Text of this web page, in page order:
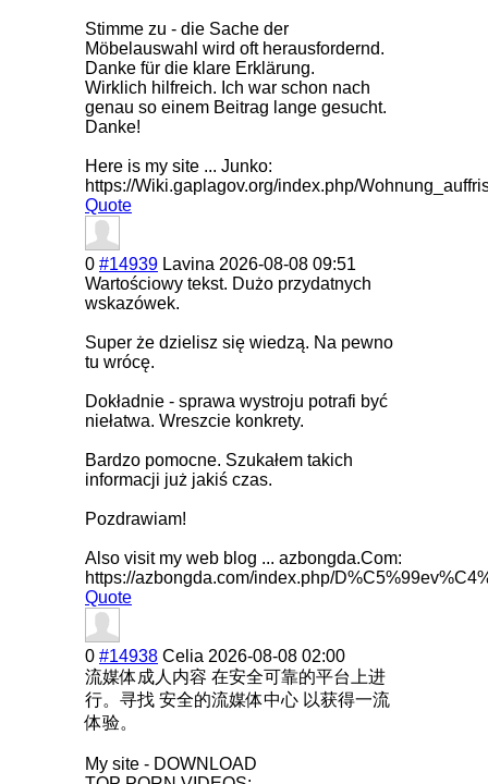
Stimme zu - die Sache der
Möbelauswahl wird oft herausfordernd.
Danke für die klare Erklärung.
Wirklich hilfreich. Ich war schon nach
genau so einem Beitrag lange gesucht.
Danke!
Here is my site ... Junko:
https://Wiki.gaplagov.org/index.php/
Quote
0 #14939 Lavina 2026-08-08 09:51
Wartościowy tekst. Dużo przydatnych
wskazówek.
Super że dzielisz się wiedzą. Na pewno
tu wrócę.
Dokładnie - sprawa wystroju potrafi być
niełatwa. Wreszcie konkrety.
Bardzo pomocne. Szukałem takich
informacji już jakiś czas.
Pozdrawiam!
Also visit my web blog ... azbongda.Com:
https://azbongda.com/index.php/
Quote
0 #14938 Celia 2026-08-08 02:00
流媒体成人内容 在安全可靠的平台上进
行。寻找 安全的流媒体中心 以获得一流
体验。
My site - DOWNLOAD